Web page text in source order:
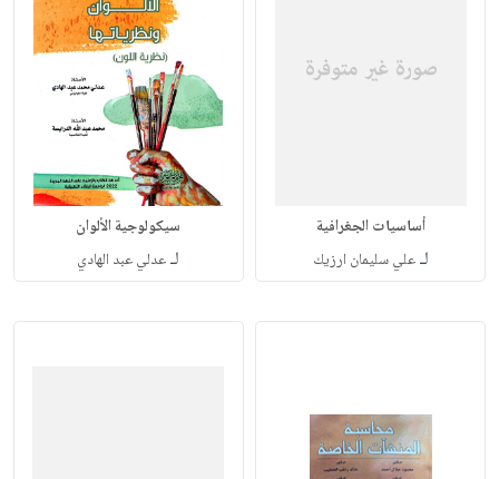
أساسيات ‏الجغرافية
لـعلي سليمان ارزيك
سيكولوجية الألوان
لـعدلي عبد الهادي